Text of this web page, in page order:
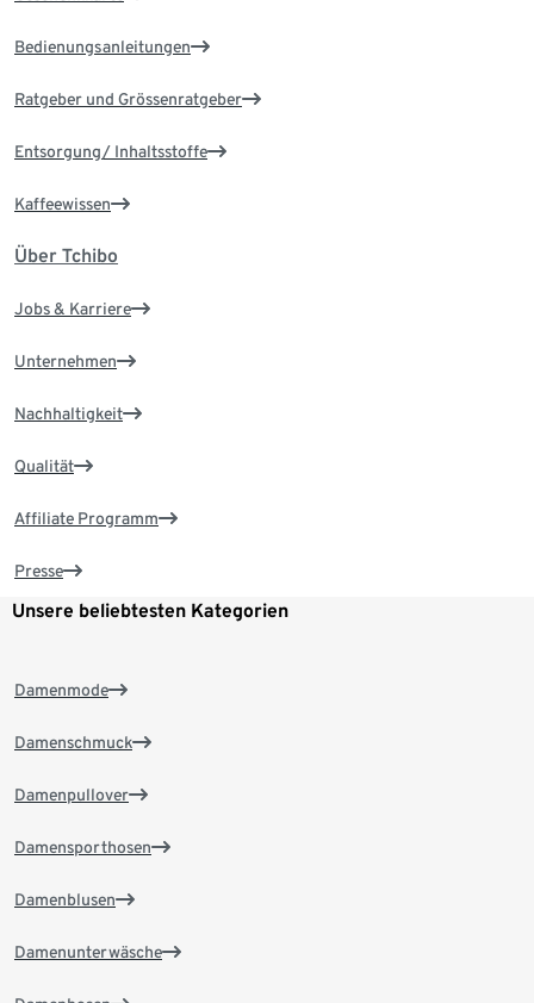
Bedienungsanleitungen
Ratgeber und Grössenratgeber
Entsorgung/ Inhaltsstoffe
Kaffeewissen
Über Tchibo
Jobs & Karriere
Unternehmen
Nachhaltigkeit
Qualität
Affiliate Programm
Presse
Unsere beliebtesten Kategorien
Damenmode
Damenschmuck
Damenpullover
Damensporthosen
Damenblusen
Damenunterwäsche